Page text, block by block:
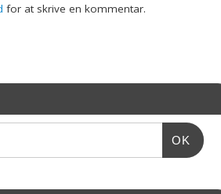
for at skrive en kommentar.
OK